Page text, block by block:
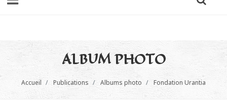
ALBUM PHOTO
Accueil Publications Albums photo Fondation Urantia